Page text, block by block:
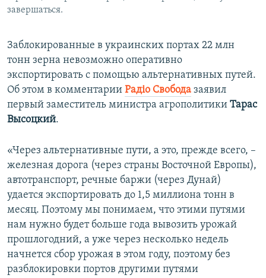
завершаться.
Заблокированные в украинских портах 22 млн
тонн зерна невозможно оперативно
экспортировать с помощью альтернативных путей.
Об этом в комментарии Радіо Свобода заявил
первый заместитель министра агрополитики Тарас
Высоцкий.
«Через альтернативные пути, а это, прежде всего, –
железная дорога (через страны Восточной Европы),
автотранспорт, речные баржи (через Дунай)
удается экспортировать до 1,5 миллиона тонн в
месяц. Поэтому мы понимаем, что этими путями
нам нужно будет больше года вывозить урожай
прошлогодний, а уже через несколько недель
начнется сбор урожая в этом году, поэтому без
разблокировки портов другими путями